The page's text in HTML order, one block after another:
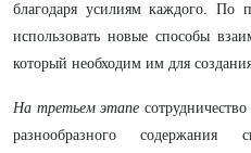
благодаря усилиям каждого. По
использовать новые способы
который необходим им для
На третьем этапе
разнообразного содержания